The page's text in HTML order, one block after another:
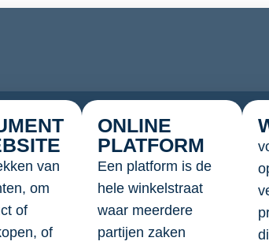
van
om
of
of
ONLINE
PLATFORM
Een platform is de
hele winkelstraat
waar meerdere
partijen zaken